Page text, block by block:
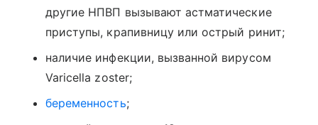
другие НПВП вызывают астматические
приступы, крапивницу или острый ринит;
наличие инфекции, вызванной вирусом
Varicella zoster;
беременность;